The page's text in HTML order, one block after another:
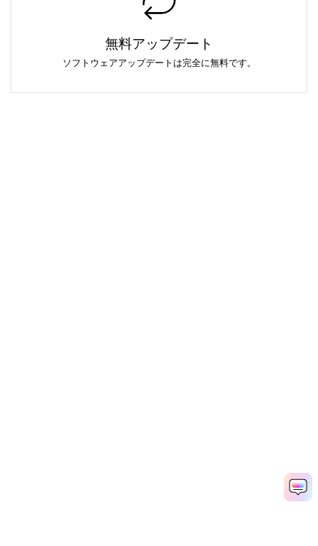
無料アップデート
ソフトウェアアップデートは完全に無料です。